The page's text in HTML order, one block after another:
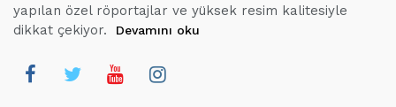
yapılan özel röportajlar ve yüksek resim kalitesiyle
dikkat çekiyor.
Devamını oku